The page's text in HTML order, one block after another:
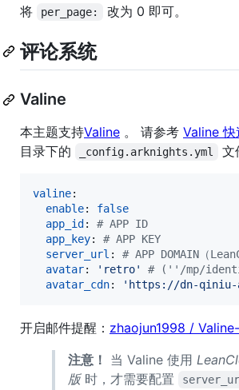
将 per_page: 改为 0 即可。
评论系统
Valine
本主题支持Valine 。 请参考 Valine 快
目录下的
_config.arknights.yml 文
valine:
enable: false
app_id : # APP ID
app_key: # APP KEY
server_url : # APP DOMAIN（
avatar: ' retro' # (''/mp/
avatar_cdn: ' https://dn-qiniu-
开启邮件提醒： zhaojun1998 /
注意！ 当 Valine 使用
版时，才需要配置